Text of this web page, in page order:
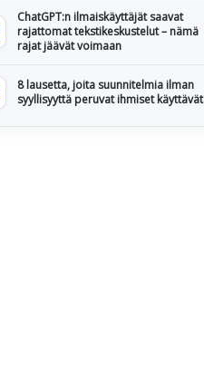
ChatGPT:n ilmaiskäyttäjät saavat
rajattomat tekstikeskustelut – nämä
rajat jäävät voimaan
8 lausetta, joita suunnitelmia ilman
syyllisyyttä peruvat ihmiset käyttävät